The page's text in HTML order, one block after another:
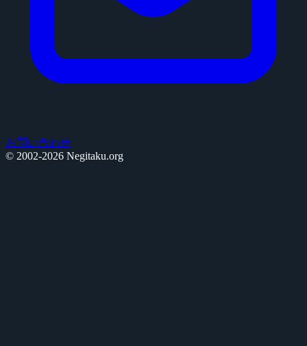
お問い合わせ
© 2002-2026 Negitaku.org